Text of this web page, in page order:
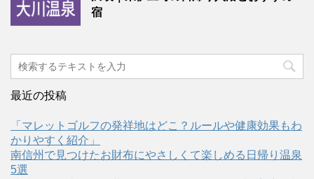
宿
最近の投稿
「マレットゴルフの発祥地はどこ？ルールや健康効果もわ
かりやすく紹介」
南信州で見つけたお財布にやさしくて楽しめる日帰り温泉
5選